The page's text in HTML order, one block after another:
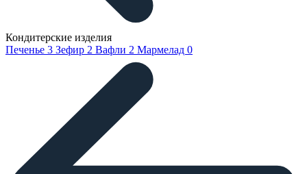
Кондитерские изделия
Печенье 3 Зефир 2 Вафли 2 Мармелад 0